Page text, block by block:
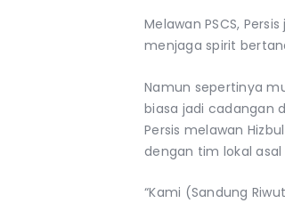
Melawan PSCS,
menjaga spirit
Namun sepertinya
biasa jadi cadangan
Persis melawan
dengan tim lokal asal
“Kami (Sandung